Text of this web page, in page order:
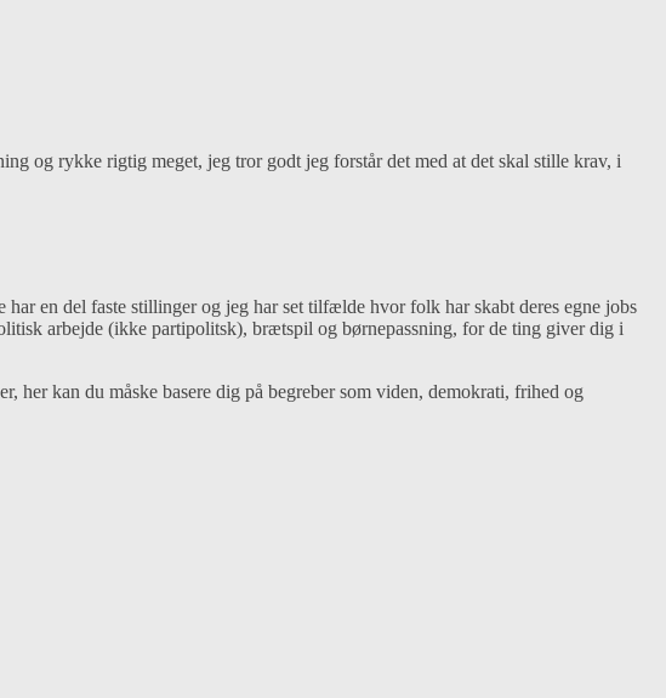
og rykke rigtig meget, jeg tror godt jeg forstår det med at det skal stille krav, i
en del faste stillinger og jeg har set tilfælde hvor folk har skabt deres egne jobs
arbejde (ikke partipolitsk), brætspil og børnepassning, for de ting giver dig i
her kan du måske basere dig på begreber som viden, demokrati, frihed og